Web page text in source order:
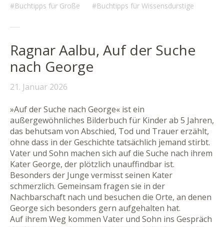
Buchtipps für Große Buchtipps für Wissensdurstige
Ragnar Aalbu, Auf der Suche
nach George
21. Januar 2026
»Auf der Suche nach George« ist ein
außergewöhnliches Bilderbuch für Kinder ab 5 Jahren,
das behutsam von Abschied, Tod und Trauer erzählt,
ohne dass in der Geschichte tatsächlich jemand stirbt.
Vater und Sohn machen sich auf die Suche nach ihrem
Kater George, der plötzlich unauffindbar ist.
Besonders der Junge vermisst seinen Kater
schmerzlich. Gemeinsam fragen sie in der
Nachbarschaft nach und besuchen die Orte, an denen
George sich besonders gern aufgehalten hat.
Auf ihrem Weg kommen Vater und Sohn ins Gespräch